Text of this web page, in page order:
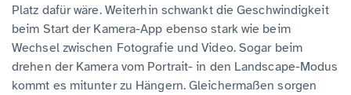
Platz dafür wäre. Weiterhin schwankt die Geschwindigkeit
beim Start der Kamera-App ebenso stark wie beim
Wechsel zwischen Fotografie und Video. Sogar beim
drehen der Kamera vom Portrait- in den Landscape-Modus
kommt es mitunter zu Hängern. Gleichermaßen sorgen